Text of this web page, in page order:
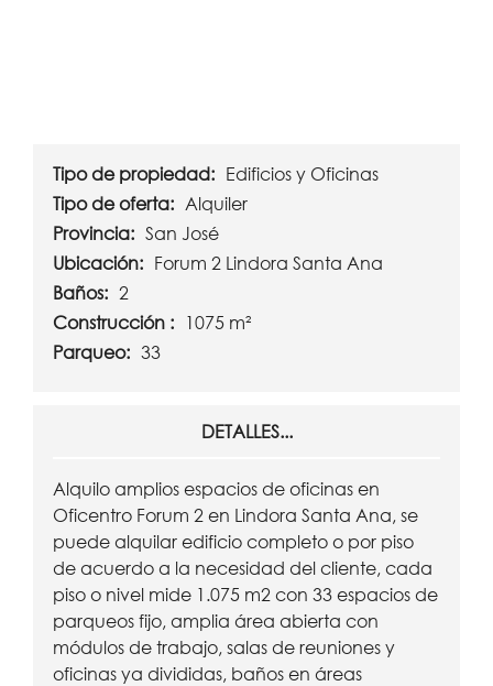
Tipo de propiedad: Edificios y Oficinas
Tipo de oferta: Alquiler
Provincia: San José
Ubicación: Forum 2 Lindora Santa Ana
Baños: 2
Construcción : 1075 m²
Parqueo: 33
DETALLES...
Alquilo amplios espacios de oficinas en
Oficentro Forum 2 en Lindora Santa Ana, se
puede alquilar edificio completo o por piso
de acuerdo a la necesidad del cliente, cada
piso o nivel mide 1.075 m2 con 33 espacios de
parqueos fijo, amplia área abierta con
módulos de trabajo, salas de reuniones y
oficinas ya divididas, baños en áreas